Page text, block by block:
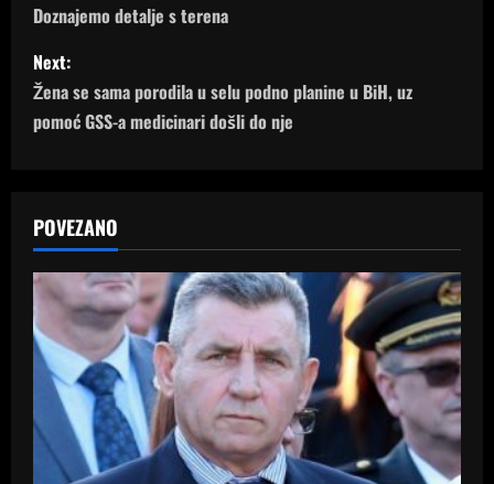
t
n
a
i
g
a
i
Doznajemo detalje s terena
Next:
Žena se sama porodila u selu podno planine u BiH, uz
pomoć GSS-a medicinari došli do nje
POVEZANO